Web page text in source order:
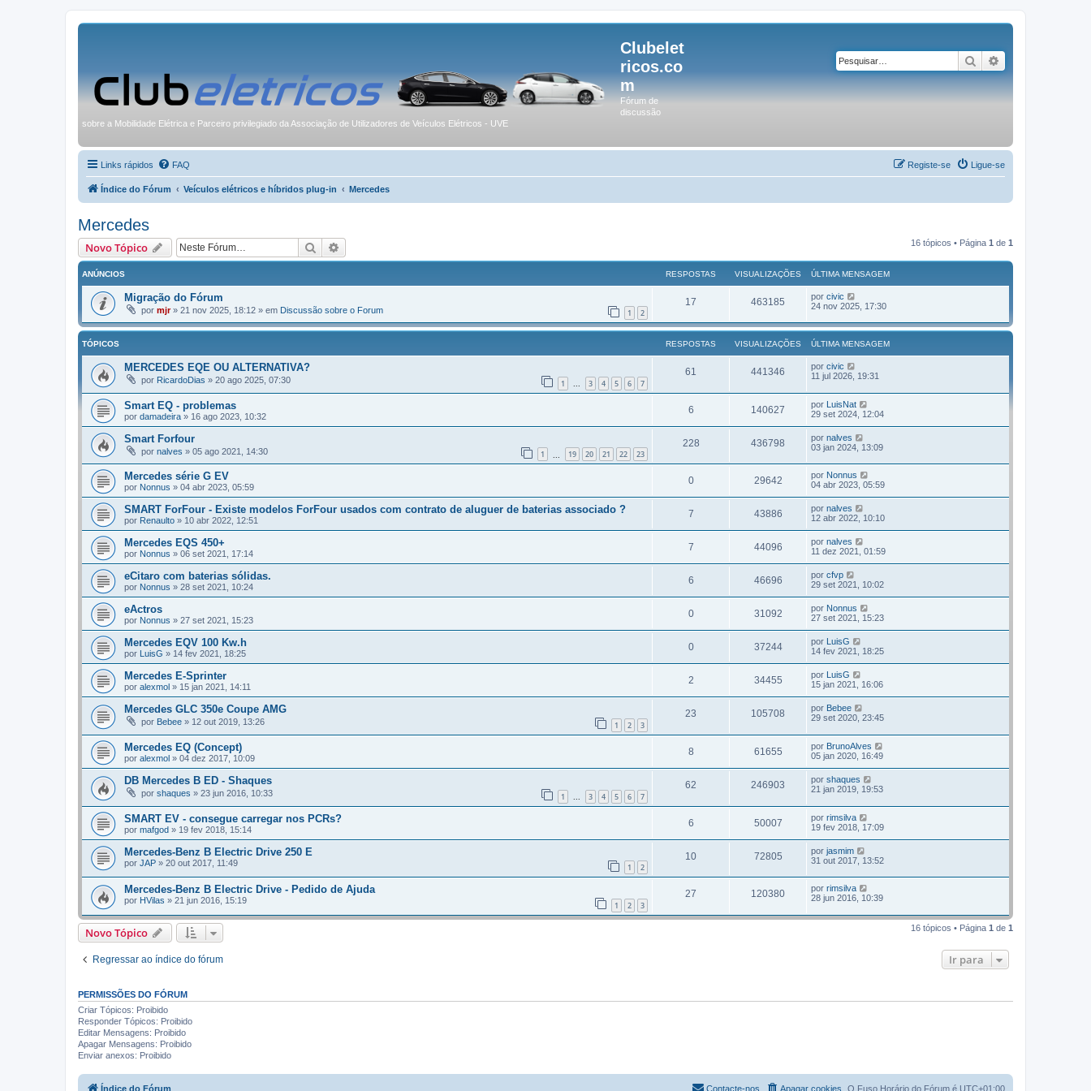
Clubelet
ricos.co
m
Fórum de
discussão
sobre a Mobilidade Elétrica e Parceiro privilegiado da Associação de Utilizadores de Veículos Elétricos - UVE
Pesquisar
Links rápidos FAQ Ligue-se
Registe-se
Índice do Fórum Veículos elétricos e híbridos plug-in Mercedes
Mercedes
Novo Tópico Pesquisar 16 tópicos • Página 1 de 1
ANÚNCIOS RESPOSTAS VISUALIZAÇÕES ÚLTIMA MENSAGEM
Migração do Fórum
por mjr» 21 nov 2025, 18:12 » em Discussão sobre o Forum 1 2
17 463185 por civic
24 nov 2025, 17:30
TÓPICOS RESPOSTAS VISUALIZAÇÕES ÚLTIMA MENSAGEM
MERCEDES EQE OU ALTERNATIVA?
por RicardoDias » 20 ago 2025, 07:30 1 ... 3 4 5 6 7
61 441346 por civic
11 jul 2026, 19:31
Smart EQ - problemas
por damadeira » 16 ago 2023, 10:32
6 140627 por LuisNat
29 set 2024, 12:04
Smart Forfour
por nalves » 05 ago 2021, 14:30 1 19 20 21 22 23
228 436798 por nalves
03 jan 2024, 13:09
Mercedes série G EV
por Nonnus » 04 abr 2023, 05:59
0 29642 por Nonnus
04 abr 2023, 05:59
SMART ForFour - Existe modelos ForFour usados com contrato de aluguer de baterias associado ?
por Renaulto » 10 abr 2022, 12:51
7 43886 por nalves
12 abr 2022, 10:10
Mercedes EQS 450+
por Nonnus » 06 set 2021, 17:14
7 44096 por nalves
11 dez 2021, 01:59
eCitaro com baterias sólidas.
por Nonnus » 28 set 2021, 10:24
6 46696 por cfvp
29 set 2021, 10:02
eActros
por Nonnus » 27 set 2021, 15:23
0 31092 por Nonnus
27 set 2021, 15:23
Mercedes EQV 100 Kw.h
por LuisG » 14 fev 2021, 18:25
0 37244 por LuisG
14 fev 2021, 18:25
Mercedes E-Sprinter
por alexmol » 15 jan 2021, 14:11
2 34455 por LuisG
15 jan 2021, 16:06
Mercedes GLC 350e Coupe AMG
por Bebee » 12 out 2019, 13:26 1 2 3
23 105708 por Bebee
29 set 2020, 23:45
Mercedes EQ (Concept)
por alexmol » 04 dez 2017, 10:09
8 61655 por BrunoAlves
05 jan 2020, 16:49
DB Mercedes B ED - Shaques
por shaques » 23 jun 2016, 10:33 1 ... 3 4 5 6 7
62 246903 por shaques
21 jan 2019, 19:53
SMART EV - consegue carregar nos PCRs?
por mafgod » 19 fev 2018, 15:14
6 50007 por rimsilva
19 fev 2018, 17:09
Mercedes-Benz B Electric Drive 250 E
por JAP » 20 out 2017, 11:49 1 2
10 72805 por jasmim
31 out 2017, 13:52
Mercedes-Benz B Electric Drive - Pedido de Ajuda
por HVilas » 21 jun 2016, 15:19 1 2 3
27 120380 por rimsilva
28 jun 2016, 10:39
Novo Tópico 16 tópicos • Página 1 de 1
Regressar ao índice do fórum Ir para
PERMISSÕES DO FÓRUM
Criar Tópicos: Proibido
Responder Tópicos: Proibido
Editar Mensagens: Proibido
Apagar Mensagens: Proibido
Enviar anexos: Proibido
Índice do Fórum O Fuso Horário do Fórum é UTC+01:00
Apagar cookies
Contacte-nos